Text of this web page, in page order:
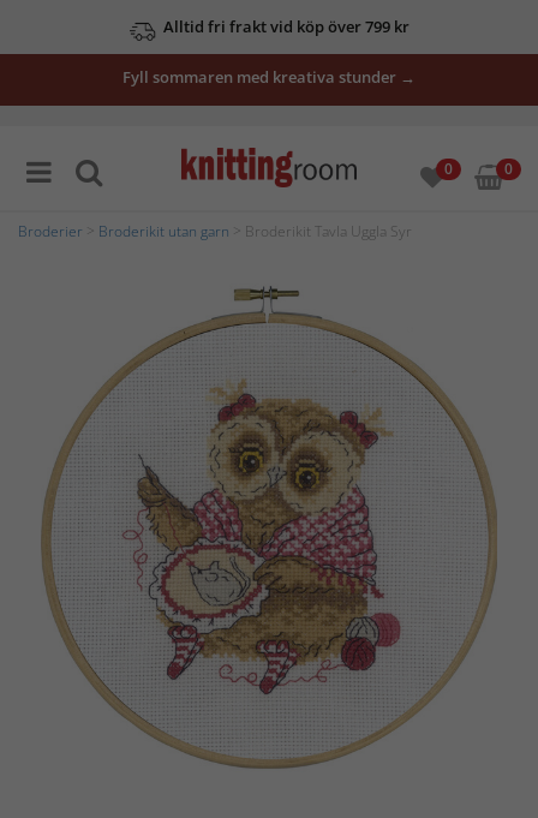
Alltid fri frakt vid köp över 799 kr
Fyll sommaren med kreativa stunder →
0 0
Broderier Broderikit utan garn > Broderikit Tavla Uggla Syr